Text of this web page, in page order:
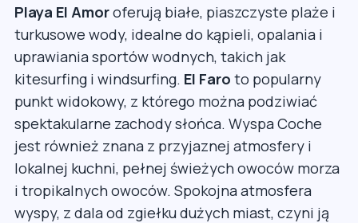
Playa El Amoroferują białe, piaszczyste plaże i
turkusowe wody, idealne do kąpieli, opalania i
uprawiania sportów wodnych, takich jak
kitesurfing i windsurfing. El Faro to popularny
punkt widokowy, z którego można podziwiać
spektakularne zachody słońca. Wyspa Coche
jest również znana z przyjaznej atmosfery i
lokalnej kuchni, pełnej świeżych owoców morza
i tropikalnych owoców. Spokojna atmosfera
wyspy, z dala od zgiełku dużych miast, czyni ją